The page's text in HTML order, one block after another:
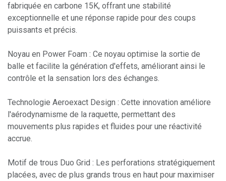
fabriquée en carbone 15K, offrant une stabilité
exceptionnelle et une réponse rapide pour des coups
puissants et précis.
Noyau en Power Foam : Ce noyau optimise la sortie de
balle et facilite la génération d'effets, améliorant ainsi le
contrôle et la sensation lors des échanges.
Technologie Aeroexact Design : Cette innovation améliore
l'aérodynamisme de la raquette, permettant des
mouvements plus rapides et fluides pour une réactivité
accrue.
Motif de trous Duo Grid : Les perforations stratégiquement
placées, avec de plus grands trous en haut pour maximiser